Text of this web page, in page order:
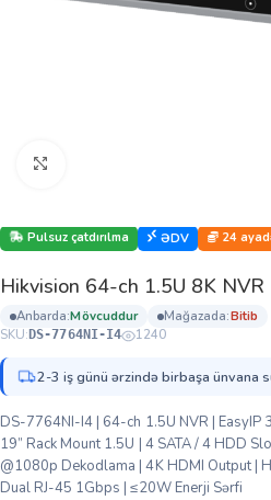
Pulsuz çatdırılma ƏDV 24
Hikvision 64-ch 1.5U 8K NVR
anbarda: mövcuddur mağazada:
bi̇ti̇b
SKU: DS-7764NI-I4 1240
2-3 iş günü ərzində birbaşa ünvana
DS-7764NI-I4 | 64-ch 1.5U NVR | EasyIP
19” Rack Mount 1.5U | 4 SATA / 4 HDD
@1080p Dekodlama | 4K HDMI Output |
Dual RJ-45 1Gbps | ≤20W Enerji Sərfi